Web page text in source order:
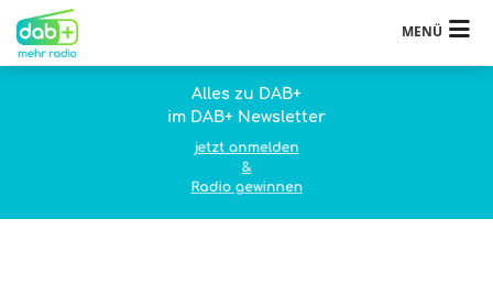
MENÜ
Alles zu DAB+
im DAB+ Newsletter
jetzt anmelden
&
Radio gewinnen